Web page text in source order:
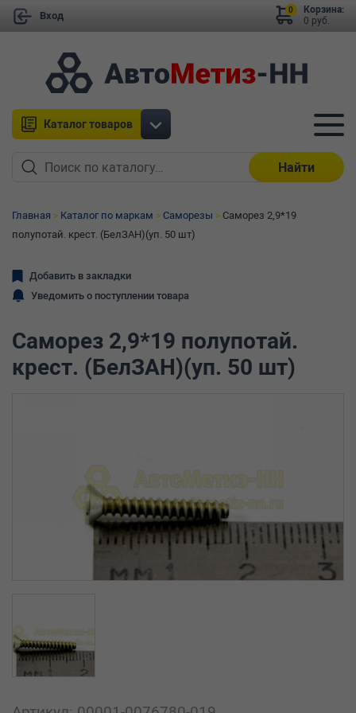
Вход
Корзина:
0 руб.
0
Каталог товаров
Найти
Главная Каталог по маркам Саморезы
Саморез 2,9*19
полупотай. крест. (БелЗАН)(уп. 50 шт)
Добавить в закладки
Уведомить о поступлении товара
Саморез 2,9*19 полупотай.
крест. (БелЗАН)(уп. 50 шт)